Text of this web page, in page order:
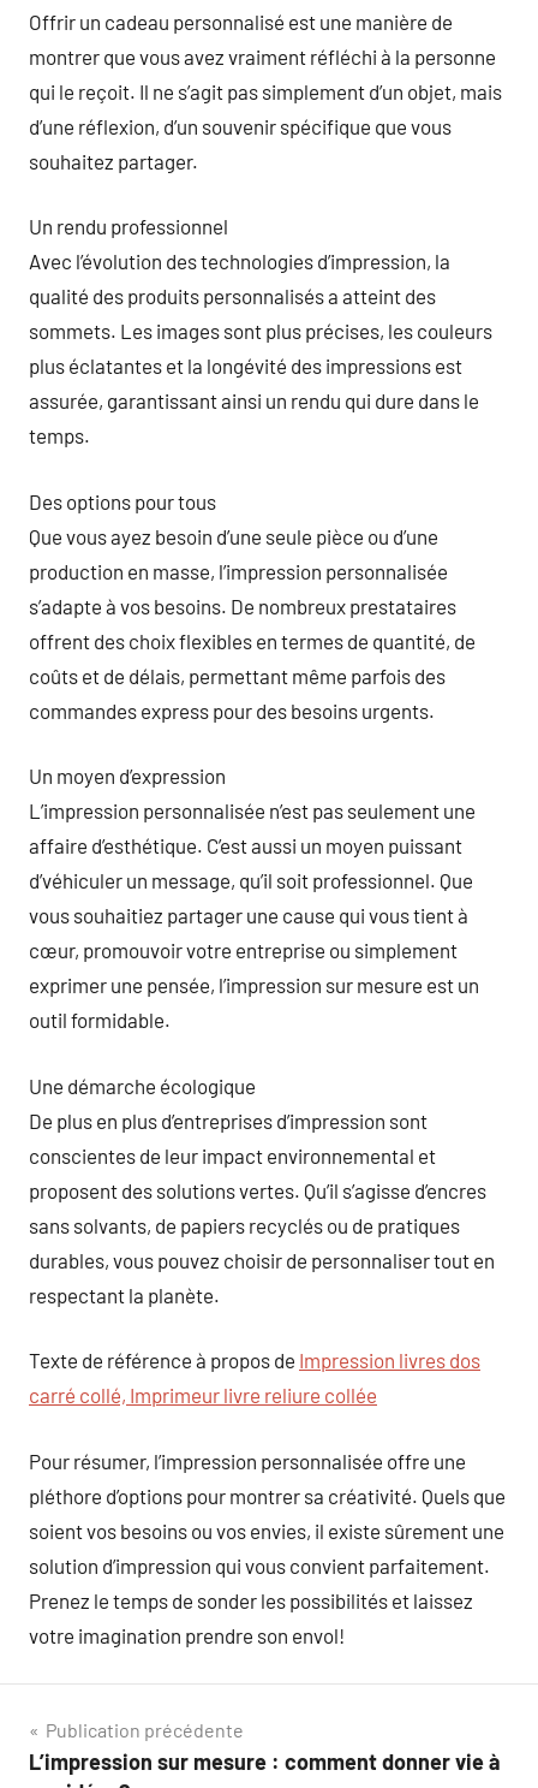
Offrir un cadeau personnalisé est une manière de
montrer que vous avez vraiment réfléchi à la personne
qui le reçoit. Il ne s’agit pas simplement d’un objet, mais
d’une réflexion, d’un souvenir spécifique que vous
souhaitez partager.
Un rendu professionnel
Avec l’évolution des technologies d’impression, la
qualité des produits personnalisés a atteint des
sommets. Les images sont plus précises, les couleurs
plus éclatantes et la longévité des impressions est
assurée, garantissant ainsi un rendu qui dure dans le
temps.
Des options pour tous
Que vous ayez besoin d’une seule pièce ou d’une
production en masse, l’impression personnalisée
s’adapte à vos besoins. De nombreux prestataires
offrent des choix flexibles en termes de quantité, de
coûts et de délais, permettant même parfois des
commandes express pour des besoins urgents.
Un moyen d’expression
L’impression personnalisée n’est pas seulement une
affaire d’esthétique. C’est aussi un moyen puissant
d’véhiculer un message, qu’il soit professionnel. Que
vous souhaitiez partager une cause qui vous tient à
cœur, promouvoir votre entreprise ou simplement
exprimer une pensée, l’impression sur mesure est un
outil formidable.
Une démarche écologique
De plus en plus d’entreprises d’impression sont
conscientes de leur impact environnemental et
proposent des solutions vertes. Qu’il s’agisse d’encres
sans solvants, de papiers recyclés ou de pratiques
durables, vous pouvez choisir de personnaliser tout en
respectant la planète.
Texte de référence à propos de Impression livres dos
carré collé, Imprimeur livre reliure collée
Pour résumer, l’impression personnalisée offre une
pléthore d’options pour montrer sa créativité. Quels que
soient vos besoins ou vos envies, il existe sûrement une
solution d’impression qui vous convient parfaitement.
Prenez le temps de sonder les possibilités et laissez
votre imagination prendre son envol!
Navigation
Publication précédente
L’impression sur mesure : comment donner vie à